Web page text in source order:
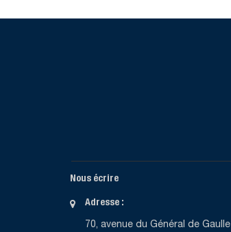
Nous écrire
Adresse :
70, avenue du Général de Gaulle